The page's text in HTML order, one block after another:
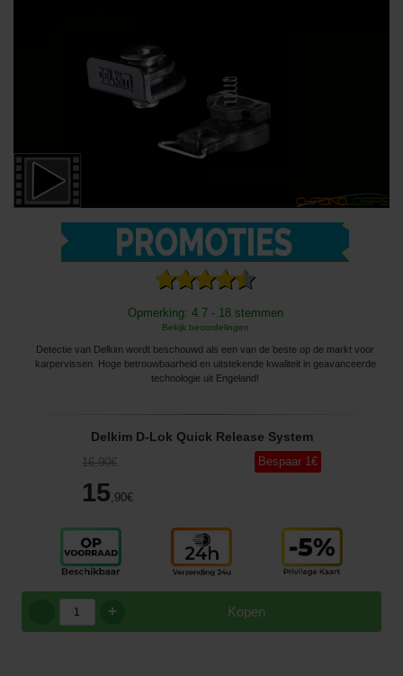
Opmerking: 4.7 - 18 stemmen
Bekijk beoordelingen
Detectie van Delkim wordt beschouwd als een van de beste op de markt voor
karpervissen. Hoge betrouwbaarheid en uitstekende kwaliteit in geavanceerde
technologie uit Engeland!
Delkim D-Lok Quick Release System
16,90€
15 ,90€
Bespaar 1€
Kopen
+